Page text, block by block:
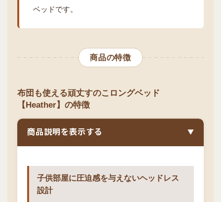
ベッドです。
商品の特徴
布団も使える頑丈すのこロングベッド
【Heather】の特徴
商品説明を表示する ▼
子供部屋に圧迫感を与えないヘッドレス
設計